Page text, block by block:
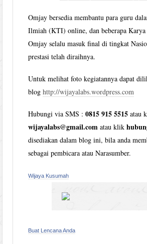
Omjay bersedia membantu para guru
Ilmiah (KTI) online, dan beberapa
Omjay selalu masuk final di tingkat
prestasi telah diraihnya.
Untuk melihat foto kegiatannya dapat
bloghttp://wijayalabs.wordpress.com
Hubungi via SMS :0815 915 5515 atau
wijayalabs@gmail.com atau klik
disediakan dalam blog ini, bila anda
sebagai pembicara atau Narasumber.
Wijaya Kusumah
Buat Lencana Anda